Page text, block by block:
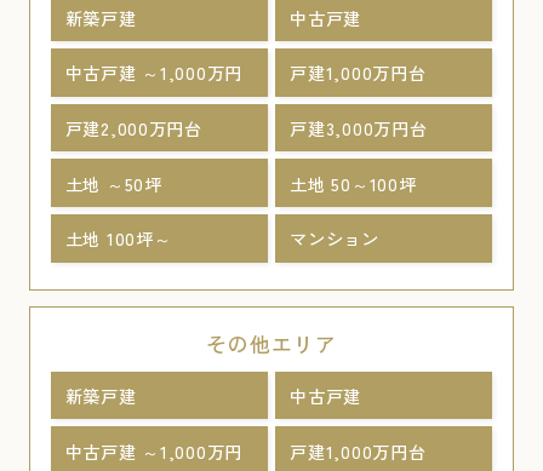
新築戸建 中古戸建
中古戸建 ～1,000万円 戸建1,000万円台
戸建2,000万円台 戸建3,000万円台
土地 ～50坪 土地 50～100坪
土地 100坪～ マンション
その他エリア
新築戸建 中古戸建
中古戸建 ～1,000万円 戸建1,000万円台